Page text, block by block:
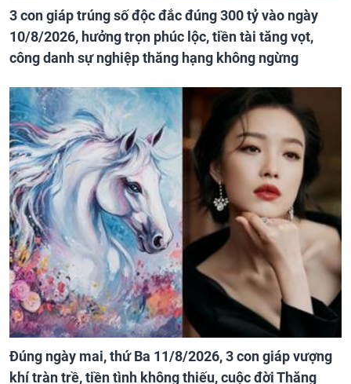
3 con giáp trúng số độc đắc đúng 300 tỷ vào ngày
10/8/2026, hưởng trọn phúc lộc, tiền tài tăng vọt,
công danh sự nghiệp thăng hạng không ngừng
Đúng ngày mai, thứ Ba 11/8/2026, 3 con giáp vượng
khí tràn trề, tiền tình không thiếu, cuộc đời Thăng